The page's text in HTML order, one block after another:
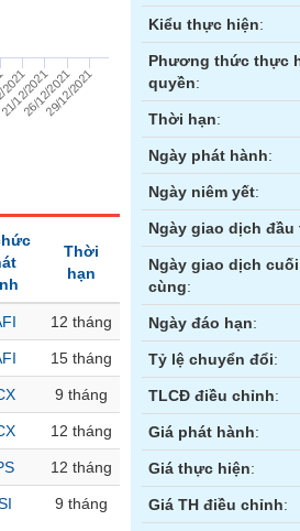
12/2021
26/12/2021
29/12/2021
Thời
hạn
12 tháng
15 tháng
9 tháng
12 tháng
12 tháng
9 tháng
Kiểu thực hiện:
Phương thức thực
quyền:
Thời hạn:
Ngày phát hành:
Ngày niêm yết:
Ngày giao dịch đầu
Ngày giao dịch cuối
cùng:
Ngày đáo hạn:
Tỷ lệ chuyển đổi:
TLCĐ điều chỉnh:
Giá phát hành:
Giá thực hiện:
Giá TH điều chỉnh:
Trái phiếu